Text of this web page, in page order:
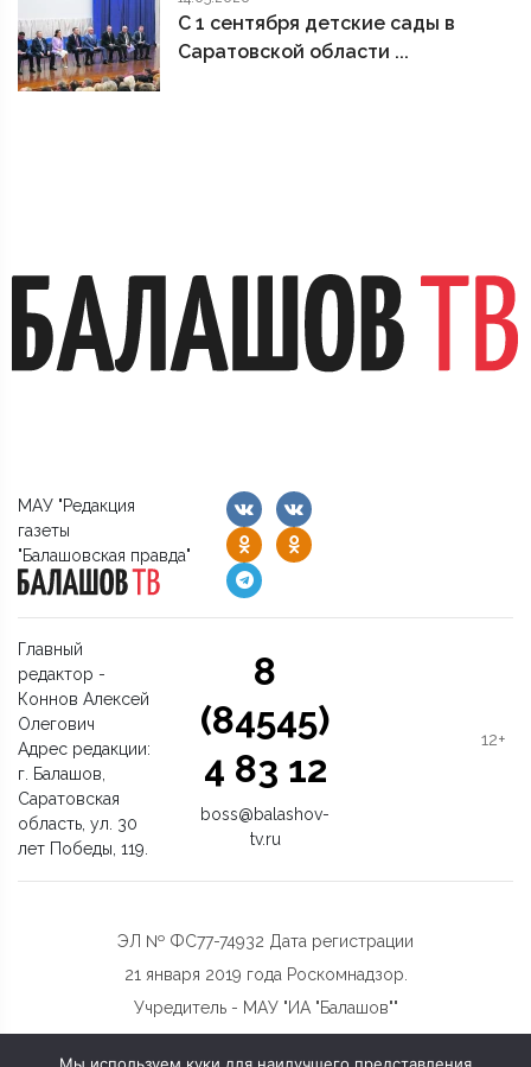
С 1 сентября детские сады в
Саратовской области ...
МАУ "Редакция
газеты
"Балашовская правда"
Главный
редактор -
Коннов Алексей
Олегович
Адрес редакции:
г. Балашов,
Саратовская
область, ул. 30
лет Победы, 119.
8
(84545)
4 83 12
boss@balashov-
tv.ru
12+
ЭЛ № ФС77-74932 Дата регистрации
21 января 2019 года Роскомнадзор.
Учредитель - МАУ "ИА "Балашов""